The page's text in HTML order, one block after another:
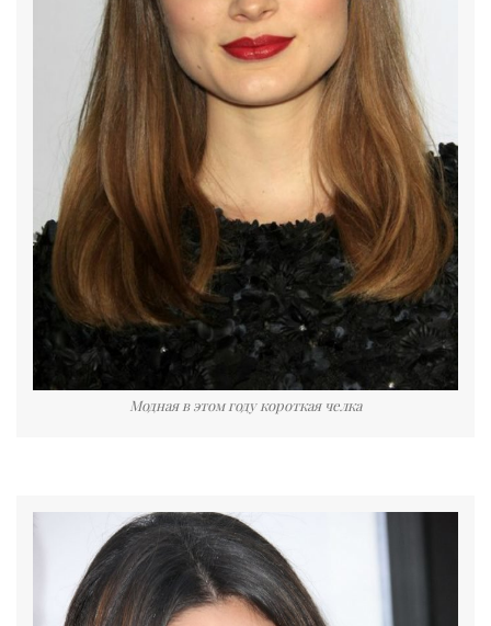
Модная в этом году короткая челка